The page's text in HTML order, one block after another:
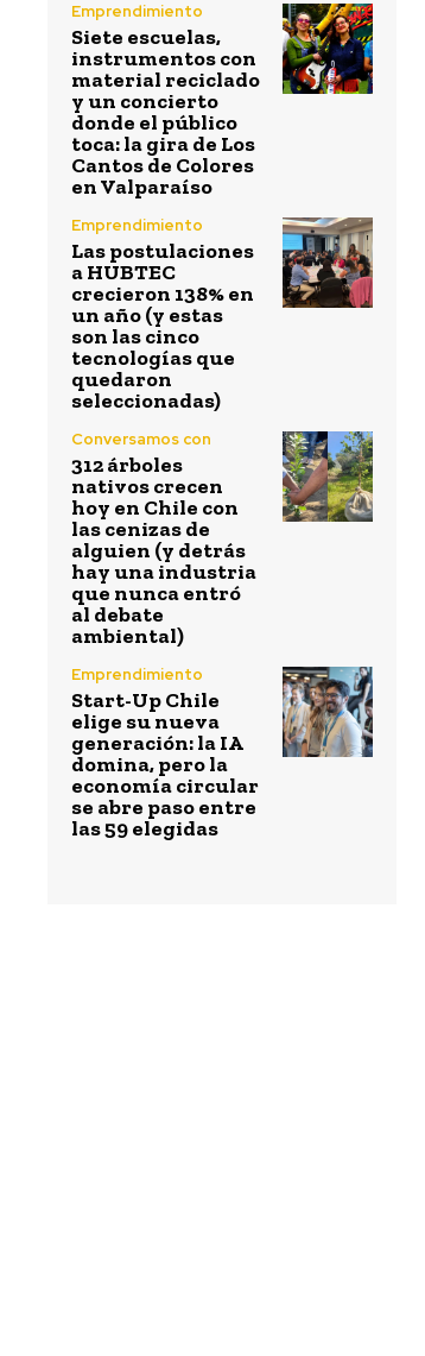
Emprendimiento
Siete escuelas,
instrumentos con
material reciclado
y un concierto
donde el público
toca: la gira de Los
Cantos de Colores
en Valparaíso
Emprendimiento
Las postulaciones
a HUBTEC
crecieron 138% en
un año (y estas
son las cinco
tecnologías que
quedaron
seleccionadas)
Conversamos con
312 árboles
nativos crecen
hoy en Chile con
las cenizas de
alguien (y detrás
hay una industria
que nunca entró
al debate
ambiental)
Emprendimiento
Start-Up Chile
elige su nueva
generación: la IA
domina, pero la
economía circular
se abre paso entre
las 59 elegidas